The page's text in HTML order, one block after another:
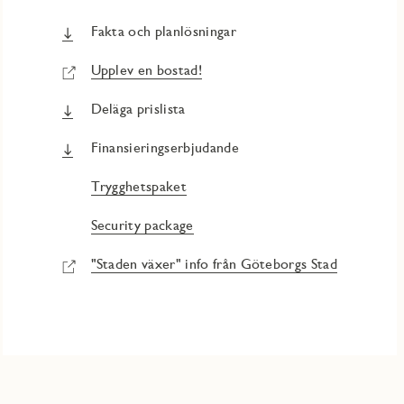
Fakta och planlösningar
Upplev en bostad!
Deläga prislista
Finansieringserbjudande
Trygghetspaket
Security package
"Staden växer" info från Göteborgs Stad